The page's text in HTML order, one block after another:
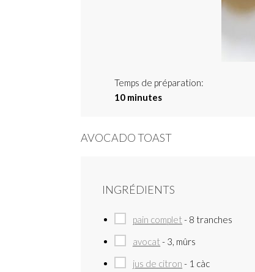
Temps de préparation:
10 minutes
AVOCADO TOAST
INGRÉDIENTS
pain complet - 8 tranches
avocat - 3, mûrs
jus de citron - 1 càc